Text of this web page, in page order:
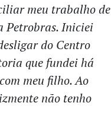
meu trabalho de
Petrobras. Iniciei
do Centro
que fundei há
meu filho. Ao
não tenho